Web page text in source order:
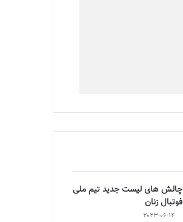
چالش هاى ليست جدید تيم ملى
فوتبال زنان
2023-06-14